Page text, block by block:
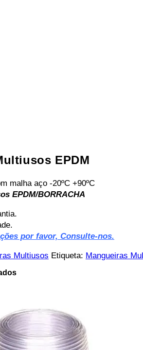
EPDM
malha aço -20ºC +90ºC
EPDM/BORRACHA
por favor, Consulte-nos.
Multiusos Etiqueta: Mangueiras